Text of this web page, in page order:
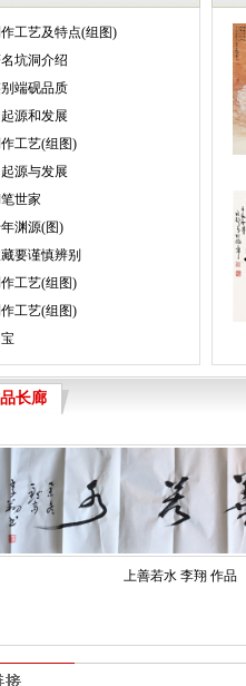
工艺及特点(组图)
坑洞介绍
端砚品质
源和发展
工艺(组图)
源与发展
世家
渊源(图)
要谨慎辨别
工艺(组图)
工艺(组图)
长廊
上善若水 李翔 作品